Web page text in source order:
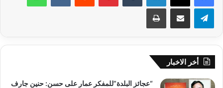
أخر الاخبار
“عجائز البلدة”للمفكر عمار على حسن: حنين جارف